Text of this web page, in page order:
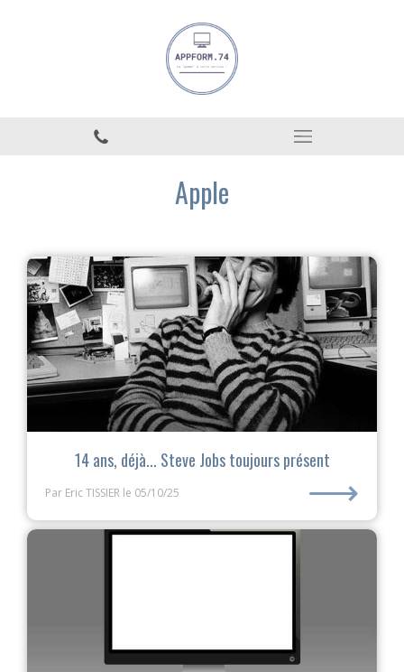
Apple
14 ans, déjà... Steve Jobs toujours présent
Par Eric TISSIER le 05/10/25 ⟶